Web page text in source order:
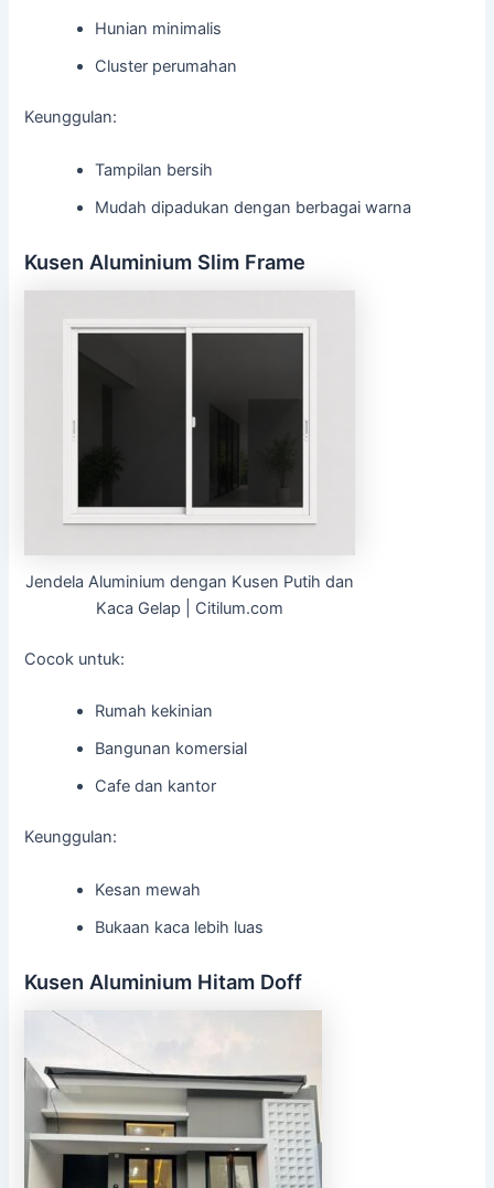
Hunian minimalis
Cluster perumahan
Keunggulan:
Tampilan bersih
Mudah dipadukan dengan berbagai warna
Kusen Aluminium Slim Frame
Jendela Aluminium dengan Kusen Putih dan
Kaca Gelap | Citilum.com
Cocok untuk:
Rumah kekinian
Bangunan komersial
Cafe dan kantor
Keunggulan:
Kesan mewah
Bukaan kaca lebih luas
Kusen Aluminium Hitam Doff